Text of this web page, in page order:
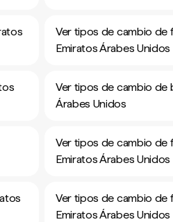
Ver tipos de cambio de
Emiratos Árabes Unidos
Ver tipos de cambio de
Árabes Unidos
Ver tipos de cambio de
Emiratos Árabes Unidos
Ver tipos de cambio de
Emiratos Árabes Unidos